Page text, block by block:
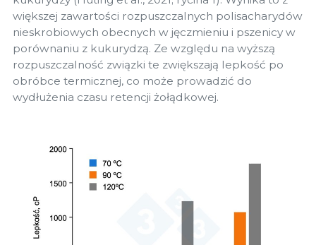
większej zawartości rozpuszczalnych polisacharydów
nieskrobiowych obecnych w jęczmieniu i pszenicy w
porównaniu z kukurydzą. Ze względu na wyższą
rozpuszczalność związki te zwiększają lepkość po
obróbce termicznej, co może prowadzić do
wydłużenia czasu retencji żołądkowej.